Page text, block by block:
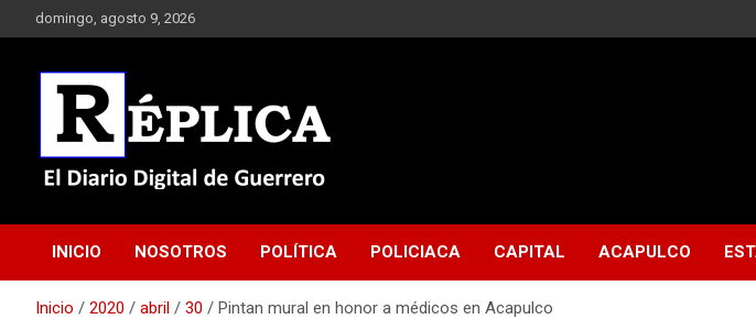
al
domingo, agosto 9, 2026
Réplica
INICIO NOSOTROS POLÍTICA POLICIACA CAPITAL ACAPULCO
Inicio 2020 abril 30 Pintan mural en honor a médicos en Acapulco